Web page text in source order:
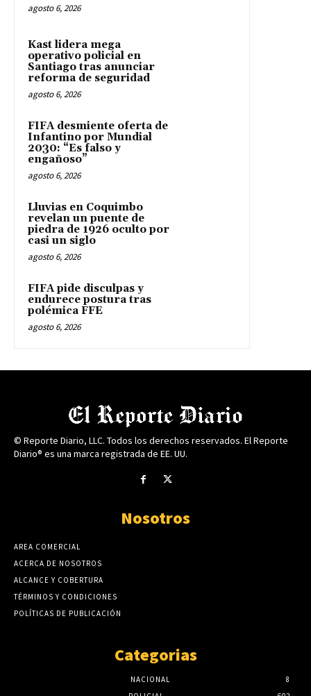
agosto 6, 2026
Kast lidera mega
operativo policial en
Santiago tras anunciar
reforma de seguridad
agosto 6, 2026
FIFA desmiente oferta de
Infantino por Mundial
2030: “Es falso y
engañoso”
agosto 6, 2026
Lluvias en Coquimbo
revelan un puente de
piedra de 1926 oculto por
casi un siglo
agosto 6, 2026
FIFA pide disculpas y
endurece postura tras
polémica FFE
agosto 6, 2026
© Reporte Diario, LLC. Todos los derechos reservados. El Reporte
Diario® es una marca registrada de EE. UU.
Nosotros
AREA COMERCIAL
ACERCA DE NOSOTROS
ALCANCE Y COBERTURA
TÉRMINOS Y CONDICIONES
POLÍTICAS DE PUBLICACIÓN
Categorias
NACIONAL
8